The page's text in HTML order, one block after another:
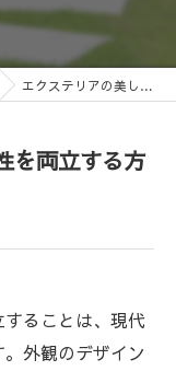
エクステリアの美しさと機能性を両立する方法
を両立する方
ることは、現代
外観のデザイン